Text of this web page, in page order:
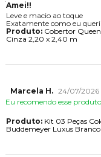
Amei!!
Leve e macio ao toque
Exatamente como eu
Produto:Cobertor
Cinza 2,20 x 2,40 m
Marcela H. 24/07/2026
Eu recomendo esse produto.
Produto:Kit 03 Peças
Buddemeyer Luxus